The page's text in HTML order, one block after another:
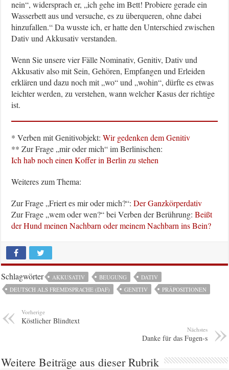
nein“, widersprach er, „ich gehe im Bett! Probiere gerade ein
Wasserbett aus und versuche, es zu überqueren, ohne dabei
hinzufallen.“ Da wusste ich, er hatte den Unterschied zwischen
Dativ und Akkusativ verstanden.
Wenn Sie unsere vier Fälle Nominativ, Genitiv, Dativ und
Akkusativ also mit Sein, Gehören, Empfangen und Erleiden
erklären und dazu noch mit „wo“ und „wohin“, dürfte es etwas
leichter werden, zu verstehen, wann welcher Kasus der richtige
ist.
* Verben mit Genitivobjekt:Wir gedenken dem Genitiv
** Zur Frage „mir oder mich“ im Berlinischen:
Ich hab noch einen Koffer in Berlin zu stehen
Weiteres zum Thema:
Zur Frage „Friert es mir oder mich?“:Der Ganzkörperdativ
Zur Frage „wem oder wen?“ bei Verben der Berührung:Beißt
der Hund meinen Nachbarn oder meinem Nachbarn ins Bein?
Schlagwörter AKKUSATIV BEUGUNG
DATIV
DEUTSCH ALS FREMDSPRACHE (DAF)
GENITIV PRÄPOSITIONEN
Vorherige
Köstlicher Blindtext
Nächstes
Danke für das Fugen-s
Weitere Beiträge aus dieser Rubrik